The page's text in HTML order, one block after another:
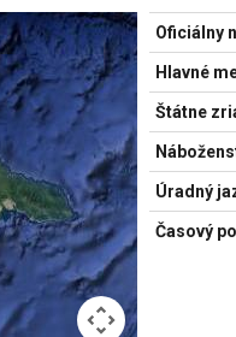
Oficiálny
Hlavné
Štátne
Úradný
Časový